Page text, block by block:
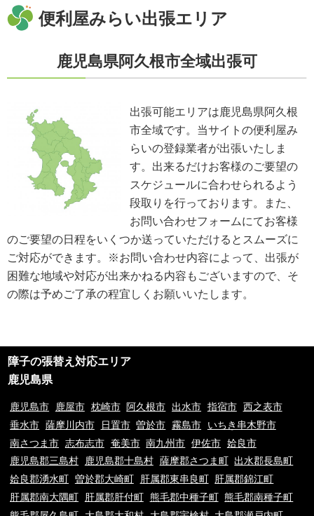
す。個人情報の滅失、き損、漏えいおよび不正アクセスなどの予防ならびに
是正。当方は、お客様の個人情報を厳格に管理し、滅失、き損、漏えいや不
情報の取扱いと運用に関する具体的ルールを定め、責任者を設けます。
個人情報に関する法令およびその他の規範の遵守
当社の役員、社員、協働者は、個人情報保護や通信の秘密に関する法令やガ
人情報保護が効果的に実施されるよう、個人情報保護方針および社内規程類
を継続して改善します。
個人情報の取扱いに関する問い合わせおよび相談窓口
当方所定の窓口にて、合理的な範囲で対応いたします。
[お問い合わせ先]
便利屋みらい
お問い合わせ方法：
メールフォーム
お問い合わせ電話番号：お客様（ご注文後）から問い合わせ等があった場合
は、遅滞なく電話番号の開示を行います。
※業務の性質上、サイトに掲載はしておりません。
※以上の方針を改定することがあります。その場合、すべての改定は当ウェ
ブページにて通知致します。
ご利用規約
①ご訪問予約後のご訪問前のキャンセルは、キャンセル料5,500円(税込)を
③荒天（大雨・大雪・強風など）の場合は、作業日を変更させていただく場
合もございます。あらかじめご了承下さい。
下見をさせて頂くにあたり下見料として5,500円(税込)を申し受けます。
す。また下見にお伺いした作業員が承ることが出来ない作業内容と判断した
場合も、5,500円(税込)を申し受けます。
⑥料金提示について、お電話やメッセージでのご案内の料金と現場を拝見さ
ムは一切お受け付けておりません。※現場の環境やお客様のご依頼内容によ
って料金が変動するため
⑦9時00分～20時00分以外の出張をご希望の場合は特別出張料がかかりま
便利屋みらい出張エリア
鹿児島県阿久根市全域出張可
出張可能エリアは鹿児島県阿久根
市全域です。当サイトの便利屋み
らいの登録業者が出張いたしま
す。出来るだけお客様のご要望の
スケジュールに合わせられるよう
段取りを行っております。また、
お問い合わせフォームにてお客様
のご要望の日程をいくつか送っていただけるとスムーズに
ご対応ができます。※お問い合わせ内容によって、出張が
困難な地域や対応が出来かねる内容もございますので、そ
の際は予めご了承の程宜しくお願いいたします。
障子の張替え対応エリア
鹿児島県
鹿児島市 鹿屋市 枕崎市 阿久根市 出水市 指宿市 西之表市
垂水市 薩摩川内市 日置市 曽於市 霧島市
いちき串木野市
南さつま市 志布志市 奄美市 南九州市 伊佐市 姶良市
鹿児島郡三島村
鹿児島郡十島村 薩摩郡さつま町 出水郡長島町
姶良郡湧水町 曽於郡大崎町 肝属郡東串良町 肝属郡錦江町
肝属郡南大隅町
肝属郡肝付町 熊毛郡中種子町 熊毛郡南種子町